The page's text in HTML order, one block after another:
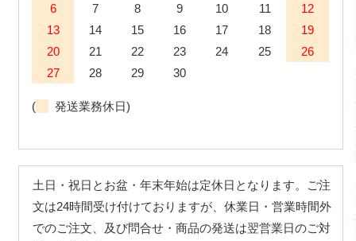
6
7 8 9 10 11
12
13
14 15 16 17 18
19
20
21 22 23 24 25
26
27
28 29 30
( 発送業務休日)
土日・祝日とお盆・年末年始は定休日となります。ご注
文は24時間受け付けておりますが、休業日・営業時間外
でのご注文、及び問合せ・商品の発送は翌営業日のご対